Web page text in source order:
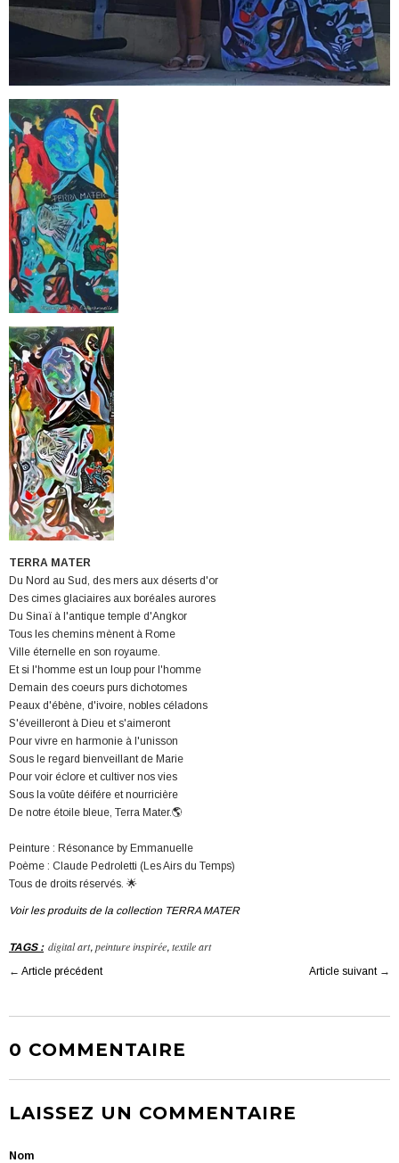
TERRA MATER
Du Nord au Sud, des mers aux déserts d'or
Des cimes glaciaires aux boréales aurores
Du Sinaï à l'antique temple d'Angkor
Tous les chemins mènent à Rome
Ville éternelle en son royaume.
Et si l'homme est un loup pour l'homme
Demain des coeurs purs dichotomes
Peaux d'ébène, d'ivoire, nobles céladons
S'éveilleront à Dieu et s'aimeront
Pour vivre en harmonie à l'unisson
Sous le regard bienveillant de Marie
Pour voir éclore et cultiver nos vies
Sous la voûte déifére et nourricière
De notre étoile bleue, Terra Mater.🌎
Peinture : Résonance by Emmanuelle
Poème : Claude Pedroletti (Les Airs du Temps)
Tous de droits réservés. 🌟
Voir les produits de la collection TERRA MATER
TAGS : digital art, peinture inspirée, textile art
← Article précédent Article suivant→
0 COMMENTAIRE
LAISSEZ UN COMMENTAIRE
Nom